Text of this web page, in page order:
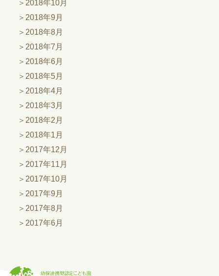
2018年10月
2018年9月
2018年8月
2018年7月
2018年6月
2018年5月
2018年4月
2018年3月
2018年2月
2018年1月
2017年12月
2017年11月
2017年10月
2017年9月
2017年8月
2017年6月